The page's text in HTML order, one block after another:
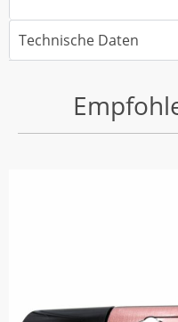
Technische Daten